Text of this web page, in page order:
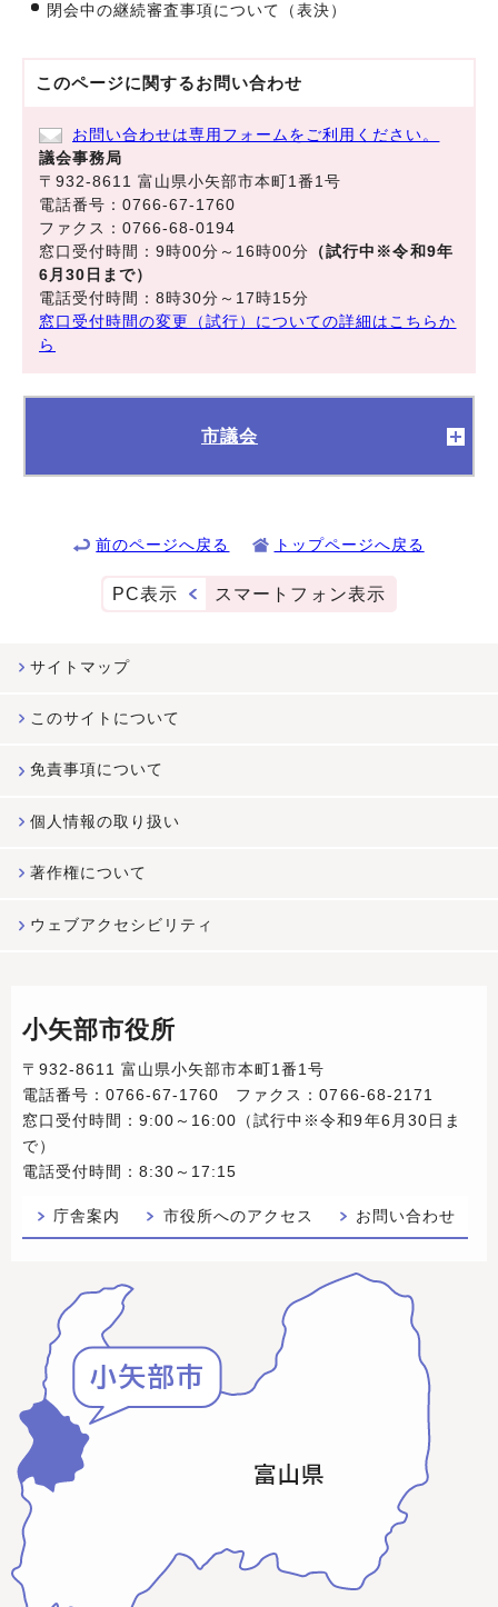
閉会中の継続審査事項について（表決）
このページに関するお問い合わせ
お問い合わせは専用フォームをご利用ください。
議会事務局
〒932-8611 富山県小矢部市本町1番1号
電話番号：0766-67-1760
ファクス：0766-68-0194
窓口受付時間：9時00分～16時00分 （試行中※令和9年
6月30日まで）
電話受付時間：8時30分～17時15分
窓口受付時間の変更（試行）についての詳細はこちらか
ら
市議会
前のページへ戻る トップページへ戻る
PC表示 スマートフォン表示
サイトマップ
このサイトについて
免責事項について
個人情報の取り扱い
著作権について
ウェブアクセシビリティ
小矢部市役所
〒932-8611 富山県小矢部市本町1番1号
電話番号：0766-67-1760 ファクス：0766-68-2171
窓口受付時間：9:00～16:00（試行中※令和9年6月30日ま
で）
電話受付時間：8:30～17:15
庁舎案内 市役所へのアクセス お問い合わせ